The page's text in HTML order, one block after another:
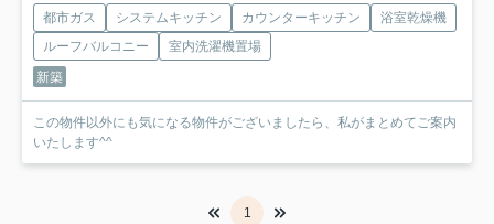
都市ガス システムキッチン カウンターキッチン
浴室乾燥機
ルーフバルコニー
室内洗濯機置場
新築
この物件以外にも気になる物件がございましたら、私がまとめてご案内
いたします^^
1